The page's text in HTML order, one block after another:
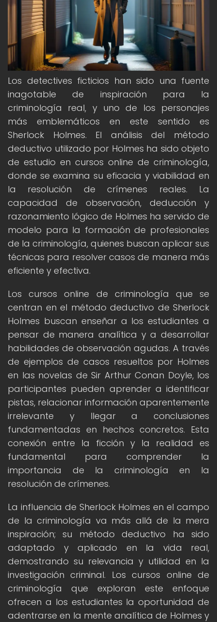
Los detectives ficticios han sido una fuente
inagotable de inspiración para la
criminología real, y uno de los personajes
más emblemáticos en este sentido es
Sherlock Holmes. El análisis del método
deductivo utilizado por Holmes ha sido objeto
de estudio en cursos online de criminología,
donde se examina su eficacia y viabilidad en
la resolución de crímenes reales. La
capacidad de observación, deducción y
razonamiento lógico de Holmes ha servido de
modelo para la formación de profesionales
de la criminología, quienes buscan aplicar sus
técnicas para resolver casos de manera más
eficiente y efectiva.
Los cursos online de criminología que se
centran en el método deductivo de Sherlock
Holmes buscan enseñar a los estudiantes a
pensar de manera analítica y a desarrollar
habilidades de observación agudas. A través
de ejemplos de casos resueltos por Holmes
en las novelas de Sir Arthur Conan Doyle, los
participantes pueden aprender a identificar
pistas, relacionar información aparentemente
irrelevante y llegar a conclusiones
fundamentadas en hechos concretos. Esta
conexión entre la ficción y la realidad es
fundamental para comprender la
importancia de la criminología en la
resolución de crímenes.
La influencia de Sherlock Holmes en el campo
de la criminología va más allá de la mera
inspiración; su método deductivo ha sido
adaptado y aplicado en la vida real,
demostrando su relevancia y utilidad en la
investigación criminal. Los cursos online de
criminología que exploran este enfoque
ofrecen a los estudiantes la oportunidad de
adentrarse en la mente analítica de Holmes y